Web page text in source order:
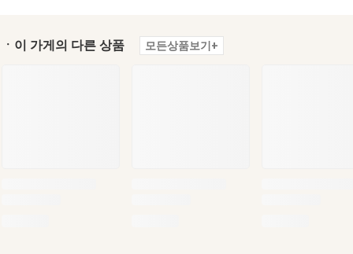
ㆍ이 가게의 다른 상품 모든상품보기+